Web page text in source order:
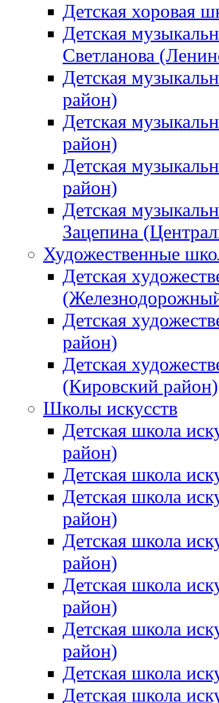
Детская хоровая
Детская
Светланова
Детская
район)
Детская
район)
Детская
район)
Детская
Зацепина
Художественные
Детская
Детская
район)
Детская
(Кировский район)
Школы искусств
Детская школа
район)
Детская школа
Детская школа
район)
Детская школа
район)
Детская школа
район)
Детская школа
район)
Детская школа
Детская школа